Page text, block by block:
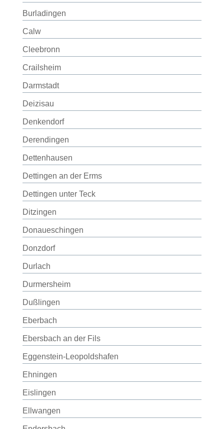
Burladingen
Calw
Cleebronn
Crailsheim
Darmstadt
Deizisau
Denkendorf
Derendingen
Dettenhausen
Dettingen an der Erms
Dettingen unter Teck
Ditzingen
Donaueschingen
Donzdorf
Durlach
Durmersheim
Dußlingen
Eberbach
Ebersbach an der Fils
Eggenstein-Leopoldshafen
Ehningen
Eislingen
Ellwangen